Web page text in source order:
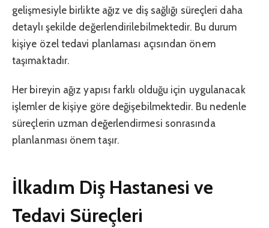
gelişmesiyle birlikte ağız ve diş sağlığı süreçleri daha
detaylı şekilde değerlendirilebilmektedir. Bu durum
kişiye özel tedavi planlaması açısından önem
taşımaktadır.
Her bireyin ağız yapısı farklı olduğu için uygulanacak
işlemler de kişiye göre değişebilmektedir. Bu nedenle
süreçlerin uzman değerlendirmesi sonrasında
planlanması önem taşır.
İlkadım Diş Hastanesi ve
Tedavi Süreçleri